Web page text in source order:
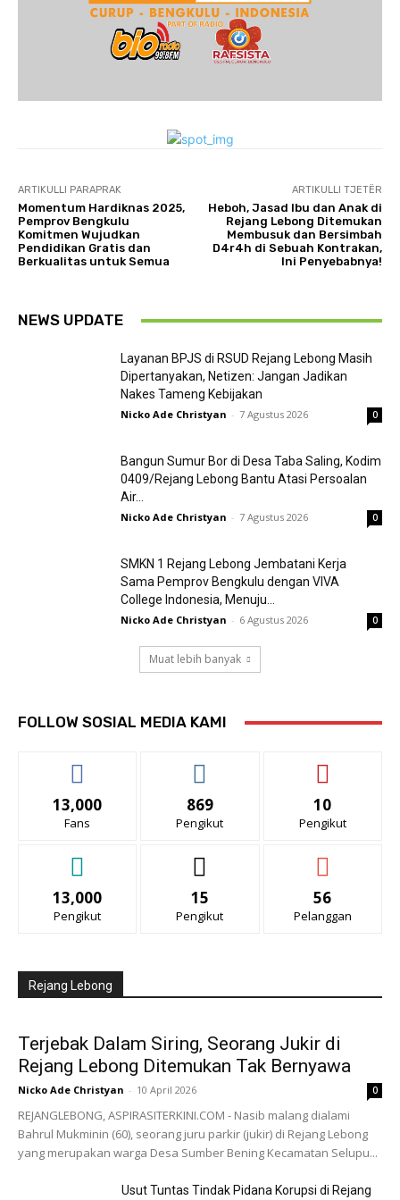
ARTIKULLI PARAPRAK
Momentum Hardiknas 2025,
Pemprov Bengkulu
Komitmen Wujudkan
Pendidikan Gratis dan
Berkualitas untuk Semua
ARTIKULLI TJETËR
Heboh, Jasad Ibu dan Anak di
Rejang Lebong Ditemukan
Membusuk dan Bersimbah
D4r4h di Sebuah Kontrakan,
Ini Penyebabnya!
NEWS UPDATE
Layanan BPJS di RSUD Rejang Lebong Masih
Dipertanyakan, Netizen: Jangan Jadikan
Nakes Tameng Kebijakan
Nicko Ade Christyan - 7 Agustus 2026 0
Bangun Sumur Bor di Desa Taba Saling, Kodim
0409/Rejang Lebong Bantu Atasi Persoalan
Air...
Nicko Ade Christyan - 7 Agustus 2026 0
SMKN 1 Rejang Lebong Jembatani Kerja
Sama Pemprov Bengkulu dengan VIVA
College Indonesia, Menuju...
Nicko Ade Christyan - 6 Agustus 2026 0
Muat lebih banyak
FOLLOW SOSIAL MEDIA KAMI
13,000
Fans
869
Pengikut
10
Pengikut
13,000
Pengikut
15
Pengikut
56
Pelanggan
Rejang Lebong
Terjebak Dalam Siring, Seorang Jukir di
Rejang Lebong Ditemukan Tak Bernyawa
Nicko Ade Christyan - 10 April 2026 0
REJANGLEBONG, ASPIRASITERKINI.COM - Nasib malang dialami
Bahrul Mukminin (60), seorang juru parkir (jukir) di Rejang Lebong
yang merupakan warga Desa Sumber Bening Kecamatan Selupu...
Usut Tuntas Tindak Pidana Korupsi di Rejang